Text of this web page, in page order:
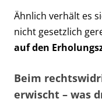
Ähnlich verhält es
nicht gesetzlich
auf den
Beim
erwischt – was